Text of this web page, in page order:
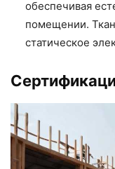
обеспечивая
помещении.
статическое